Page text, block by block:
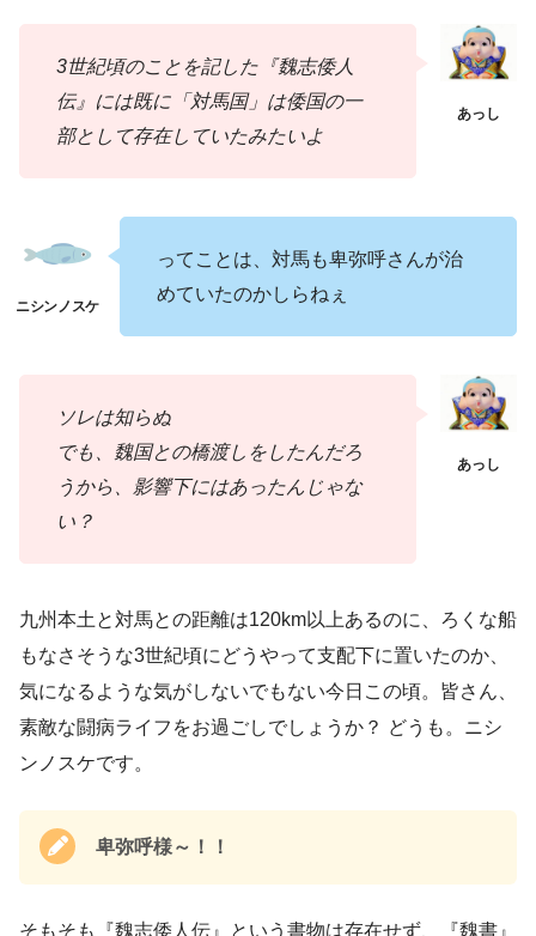
3世紀頃のことを記した『魏志倭人
伝』には既に「対馬国」は倭国の一
部として存在していたみたいよ
ってことは、対馬も卑弥呼さんが治
めていたのかしらねぇ
ソレは知らぬ
でも、魏国との橋渡しをしたんだろ
うから、影響下にはあったんじゃな
い？
九州本土と対馬との距離は120km以上あるのに、ろくな船
もなさそうな3世紀頃にどうやって支配下に置いたのか、
気になるような気がしないでもない今日この頃。皆さん、
素敵な闘病ライフをお過ごしでしょうか？ どうも。ニシ
ンノスケです。
卑弥呼様～！！
そもそも『魏志倭人伝』という書物は存在せず、『魏書』